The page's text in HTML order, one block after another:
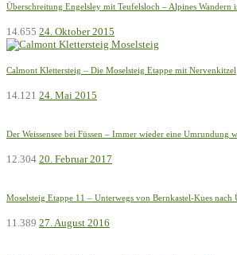
Überschreitung Engelsley mit Teufelsloch – Alpines Wandern
14.655 24. Oktober 2015
Calmont Klettersteig – Die Moselsteig Etappe mit Nervenkitzel
14.121 24. Mai 2015
Der Weissensee bei Füssen – Immer wieder eine Umrundung
12.304 20. Februar 2017
Moselsteig Etappe 11 – Unterwegs von Bernkastel-Kues nach
11.389 27. August 2016